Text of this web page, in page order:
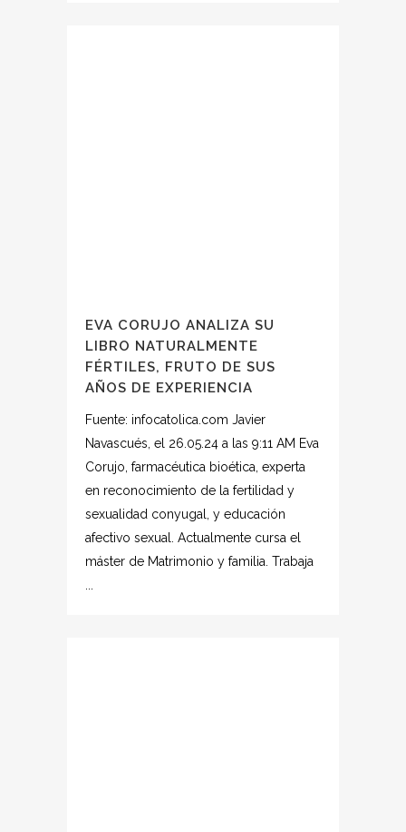
EVA CORUJO ANALIZA SU
LIBRO NATURALMENTE
FÉRTILES, FRUTO DE SUS
AÑOS DE EXPERIENCIA
Fuente: infocatolica.com Javier
Navascués, el 26.05.24 a las 9:11 AM Eva
Corujo, farmacéutica bioética, experta
en reconocimiento de la fertilidad y
sexualidad conyugal, y educación
afectivo sexual. Actualmente cursa el
máster de Matrimonio y familia. Trabaja